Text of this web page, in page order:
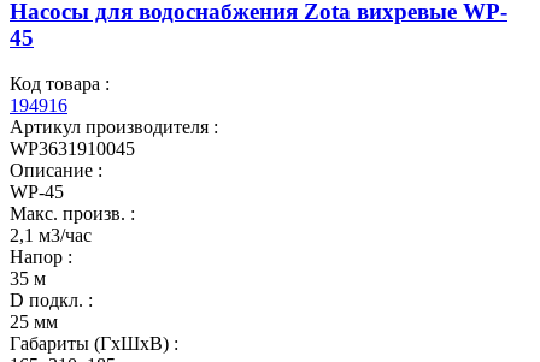
Насосы для водоснабжения Zota вихревые WP-
45
Код товара :
194916
Артикул производителя :
WP3631910045
Описание :
WP-45
Макс. произв. :
2,1 м3/час
Напор :
35 м
D подкл. :
25 мм
Габариты (ГхШхВ) :